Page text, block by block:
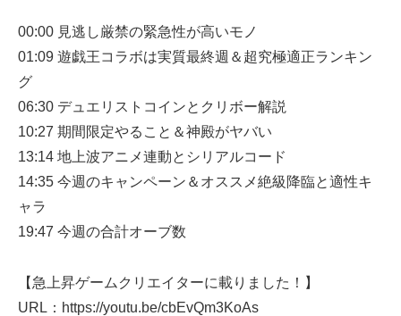
00:00 見逃し厳禁の緊急性が高いモノ
01:09 遊戯王コラボは実質最終週＆超究極適正ランキン
グ
06:30 デュエリストコインとクリボー解説
10:27 期間限定やること＆神殿がヤバい
13:14 地上波アニメ連動とシリアルコード
14:35 今週のキャンペーン＆オススメ絶級降臨と適性キ
ャラ
19:47 今週の合計オーブ数
【急上昇ゲームクリエイターに載りました！】
URL：https://youtu.be/cbEvQm3KoAs